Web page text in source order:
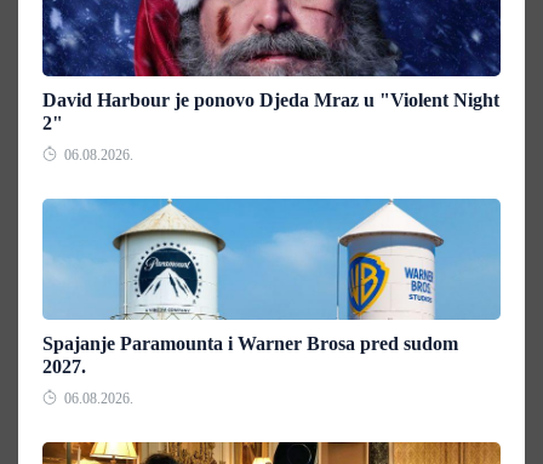
David Harbour je ponovo Djeda Mraz u "Violent Night
2"
06.08.2026.
Spajanje Paramounta i Warner Brosa pred sudom
2027.
06.08.2026.